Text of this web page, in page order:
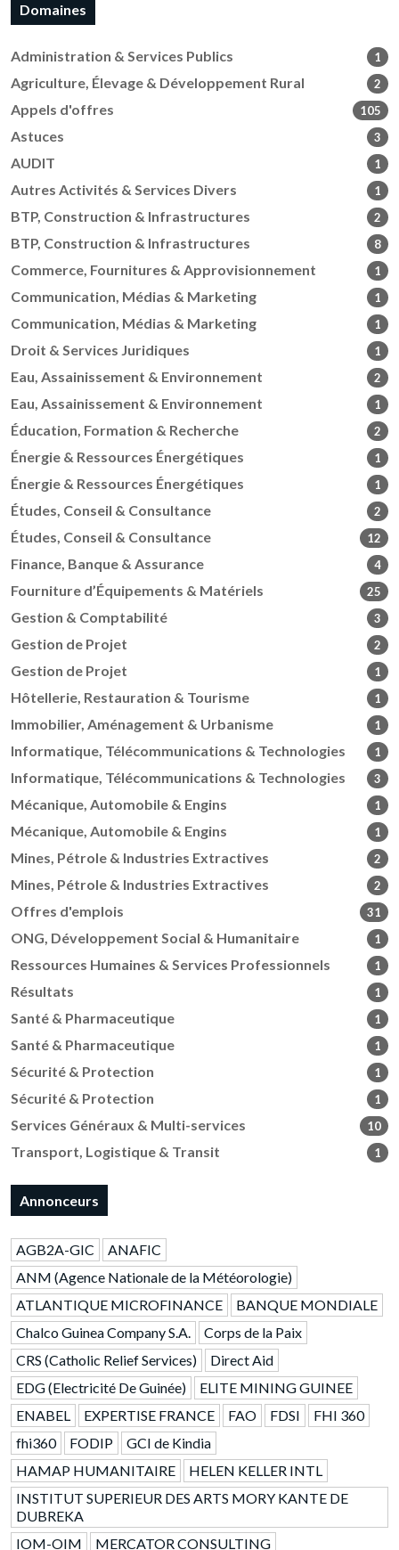
Domaines
Administration & Services Publics 1
Agriculture, Élevage & Développement Rural 2
Appels d'offres 105
Astuces 3
AUDIT 1
Autres Activités & Services Divers 1
BTP, Construction & Infrastructures 2
BTP, Construction & Infrastructures 8
Commerce, Fournitures & Approvisionnement 1
Communication, Médias & Marketing 1
Communication, Médias & Marketing 1
Droit & Services Juridiques 1
Eau, Assainissement & Environnement 2
Eau, Assainissement & Environnement 1
Éducation, Formation & Recherche 2
Énergie & Ressources Énergétiques 1
Énergie & Ressources Énergétiques 1
Études, Conseil & Consultance 2
Études, Conseil & Consultance 12
Finance, Banque & Assurance 4
Fourniture d’Équipements & Matériels 25
Gestion & Comptabilité 3
Gestion de Projet 2
Gestion de Projet 1
Hôtellerie, Restauration & Tourisme 1
Immobilier, Aménagement & Urbanisme 1
Informatique, Télécommunications & Technologies 1
Informatique, Télécommunications & Technologies 3
Mécanique, Automobile & Engins 1
Mécanique, Automobile & Engins 1
Mines, Pétrole & Industries Extractives 2
Mines, Pétrole & Industries Extractives 2
Offres d'emplois 31
ONG, Développement Social & Humanitaire 1
Ressources Humaines & Services Professionnels 1
Résultats 1
Santé & Pharmaceutique 1
Santé & Pharmaceutique 1
Sécurité & Protection 1
Sécurité & Protection 1
Services Généraux & Multi-services 10
Transport, Logistique & Transit 1
Annonceurs
AGB2A-GIC
ANAFIC
ANM (Agence Nationale de la Météorologie)
ATLANTIQUE MICROFINANCE
BANQUE MONDIALE
Chalco Guinea Company S.A.
Corps de la Paix
CRS (Catholic Relief Services)
Direct Aid
EDG (Electricité De Guinée)
ELITE MINING GUINEE
ENABEL
EXPERTISE FRANCE FAO FDSI
FHI 360
fhi360
FODIP
GCI de Kindia
HAMAP HUMANITAIRE
HELEN KELLER INTL
INSTITUT SUPERIEUR DES ARTS MORY KANTE DE
DUBREKA
IOM-OIM
MERCATOR CONSULTING